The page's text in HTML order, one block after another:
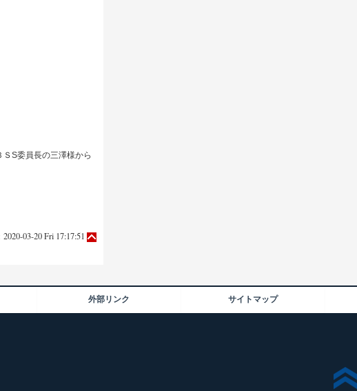
S委員長の三澤様から
2020-03-20 Fri 17:17:51
外部リンク サイトマップ